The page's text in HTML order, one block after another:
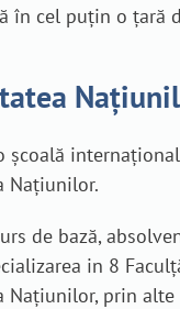
în cel puțin o țară
școală
Națiunilor.
de bază,
in 8
Națiunilor, prin alte